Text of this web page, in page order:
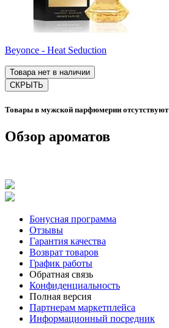
Beyonce - Heat Seduction
Товара нет в наличии
СКРЫТЬ
Товары в мужской парфюмерии отсутствуют
Обзор ароматов
Бонусная программа
Отзывы
Гарантия качества
Возврат товаров
График работы
Обратная связь
Конфиденциальность
Полная версия
Партнерам маркетплейса
Информационный посредник